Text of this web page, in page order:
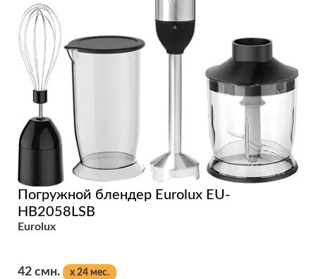
Погружной блендер Eurolux EU-
HB2058LSB
Eurolux
42 смн.
x 24 мес.